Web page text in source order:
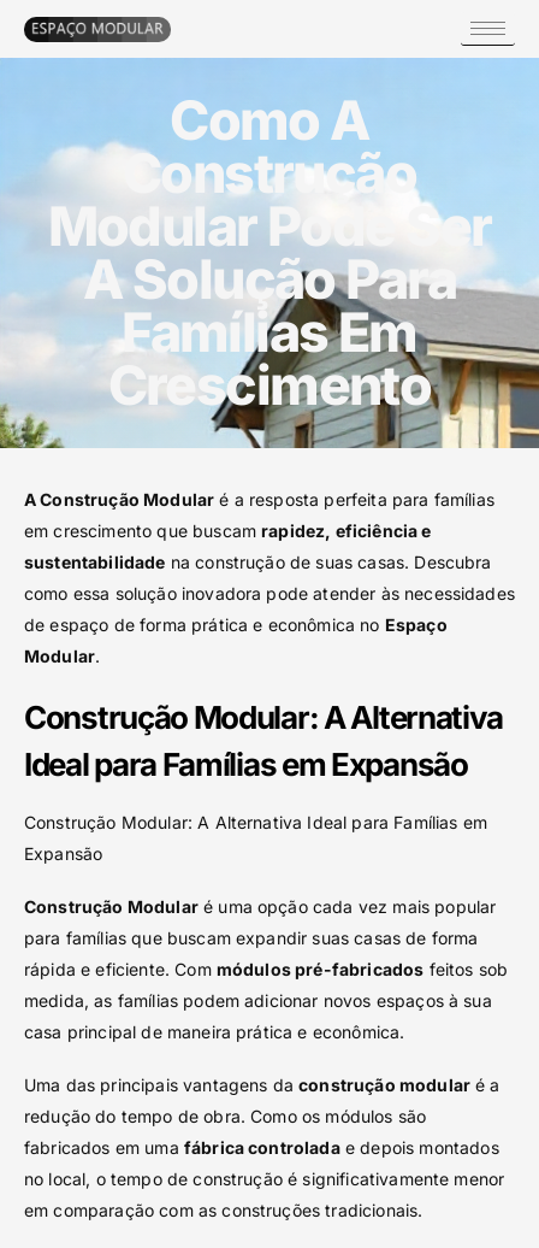
Como A
Construção
Modular Pode Ser
A Solução Para
Famílias Em
Crescimento
A Construção Modular é a resposta perfeita para famílias
em crescimento que buscamrapidez, eficiência e
sustentabilidade na construção de suas casas. Descubra
como essa solução inovadora pode atender às necessidades
de espaço de forma prática e econômica no Espaço
Modular.
Construção Modular: A Alternativa
Ideal para Famílias em Expansão
Construção Modular: A Alternativa Ideal para Famílias em
Expansão
Construção Modularé uma opção cada vez mais popular
para famílias que buscam expandir suas casas de forma
rápida e eficiente. Com módulos pré-fabricados feitos sob
medida, as famílias podem adicionar novos espaços à sua
casa principal de maneira prática e econômica.
Uma das principais vantagens daconstrução modular é a
redução do tempo de obra. Como os módulos são
fabricados em uma fábrica controladae depois montados
no local, o tempo de construção é significativamente menor
em comparação com as construções tradicionais.